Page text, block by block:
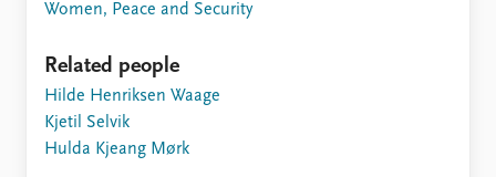
Women, Peace and Security
Related people
Hilde Henriksen Waage
Kjetil Selvik
Hulda Kjeang Mørk